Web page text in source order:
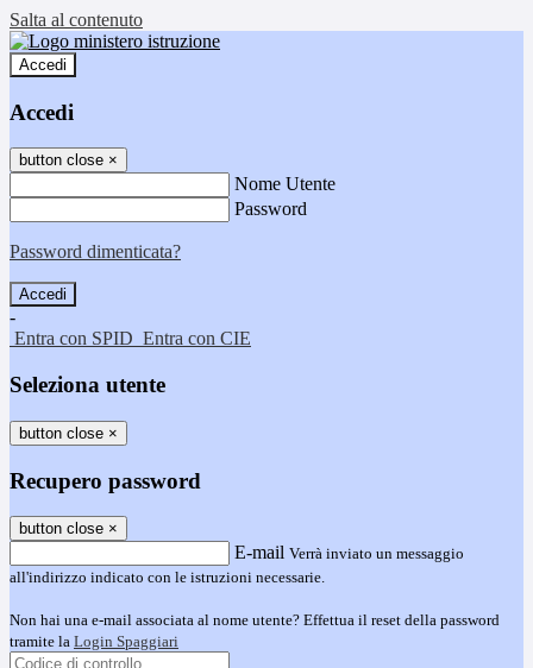
Salta al contenuto
Accedi
Accedi
button close ×
Nome Utente
Password
Password dimenticata?
-
Entra con SPID Entra con CIE
Seleziona utente
button close ×
Recupero password
button close ×
E-mail Verrà inviato un messaggio
all'indirizzo indicato con le istruzioni necessarie.
Non hai una e-mail associata al nome utente? Effettua il reset della password
tramite la Login Spaggiari